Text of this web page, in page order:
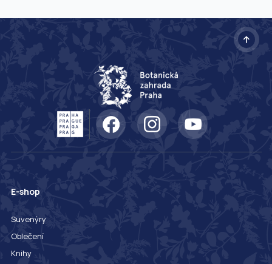
E-shop
Suvenýry
Oblečení
Knihy